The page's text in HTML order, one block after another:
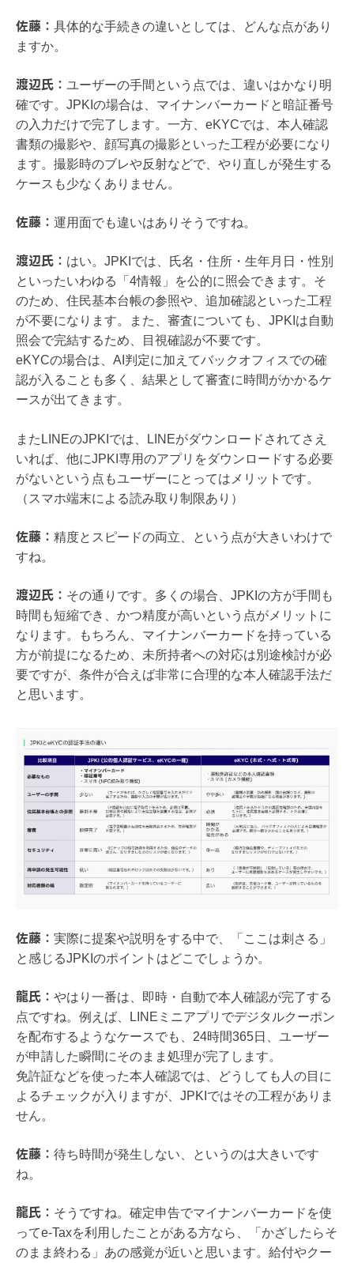
佐藤： 具体的な手続きの違いとしては、どんな点があり
ますか。
渡辺氏： ユーザーの手間という点では、違いはかなり明
確です。JPKIの場合は、マイナンバーカードと暗証番号
の入力だけで完了します。一方、eKYCでは、本人確認
書類の撮影や、顔写真の撮影といった工程が必要になり
ます。撮影時のブレや反射などで、やり直しが発生する
ケースも少なくありません。
佐藤： 運用面でも違いはありそうですね。
渡辺氏： はい。JPKIでは、氏名・住所・生年月日・性別
といったいわゆる「4情報」を公的に照会できます。そ
のため、住民基本台帳の参照や、追加確認といった工程
が不要になります。また、審査についても、JPKIは自動
照会で完結するため、目視確認が不要です。
eKYCの場合は、AI判定に加えてバックオフィスでの確
認が入ることも多く、結果として審査に時間がかかるケ
ースが出てきます。
またLINEのJPKIでは、LINEがダウンロードされてさえ
いれば、他にJPKI専用のアプリをダウンロードする必要
がないという点もユーザーにとってはメリットです。
（スマホ端末による読み取り制限あり）
佐藤： 精度とスピードの両立、という点が大きいわけで
すね。
渡辺氏： その通りです。多くの場合、JPKIの方が手間も
時間も短縮でき、かつ精度が高いという点がメリットに
なります。もちろん、マイナンバーカードを持っている
方が前提になるため、未所持者への対応は別途検討が必
要ですが、条件が合えば非常に合理的な本人確認手法だ
と思います。
佐藤： 実際に提案や説明をする中で、「ここは刺さる」
と感じるJPKIのポイントはどこでしょうか。
龍氏： やはり一番は、即時・自動で本人確認が完了する
点ですね。例えば、LINEミニアプリでデジタルクーポン
を配布するようなケースでも、24時間365日、ユーザー
が申請した瞬間にそのまま処理が完了します。
免許証などを使った本人確認では、どうしても人の目に
よるチェックが入りますが、JPKIではその工程がありま
せん。
佐藤： 待ち時間が発生しない、というのは大きいです
ね。
龍氏： そうですね。確定申告でマイナンバーカードを使
ってe-Taxを利用したことがある方なら、「かざしたらそ
のまま終わる」あの感覚が近いと思います。給付やクー